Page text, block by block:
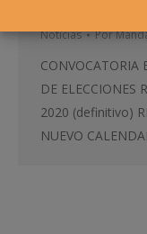
Noticias Por
CONVOCATORIA
DE ELECCIONES
2020 (definitivo)
NUEVO